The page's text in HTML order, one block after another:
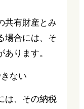
共有財産とみ
場合には、そ
ります。
ない
は、その納税